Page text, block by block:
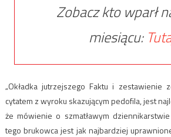
Zobacz kto wparł
miesiącu:
„Okładka jutrzejszego Faktu i zestawienie
cytatem z wyroku skazującym pedofila, jest
że mówienie o szmatławym
tego brukowca jest jak najbardziej